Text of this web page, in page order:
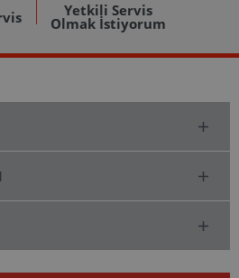
Yetkili Servis
Olmak İstiyorum